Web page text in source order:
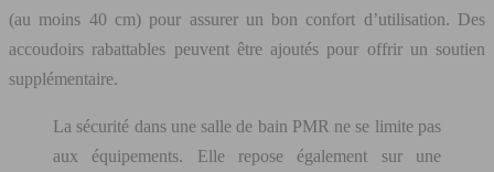
(au moins 40 cm) pour assurer un bon confort d’utilisation. Des
accoudoirs rabattables peuvent être ajoutés pour offrir un soutien
supplémentaire.
La sécurité dans une salle de bain PMR ne se limite pas
aux équipements. Elle repose également sur une